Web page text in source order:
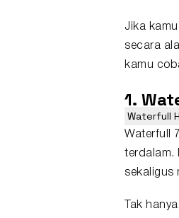
Jika
secara
kamu
1.
Waterfull
Waterfull
terdalam.
sekaligus
Tak